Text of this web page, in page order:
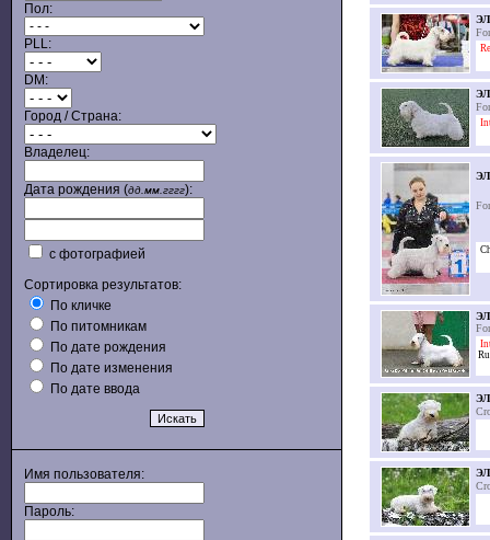
Пол:
PLL:
DM:
Город / Страна:
Владелец:
Дата рождения (дд.мм.гггг):
с фотографией
Сортировка результатов:
По кличке
По питомникам
По дате рождения
По дате изменения
По дате ввода
Имя пользователя:
Пароль: